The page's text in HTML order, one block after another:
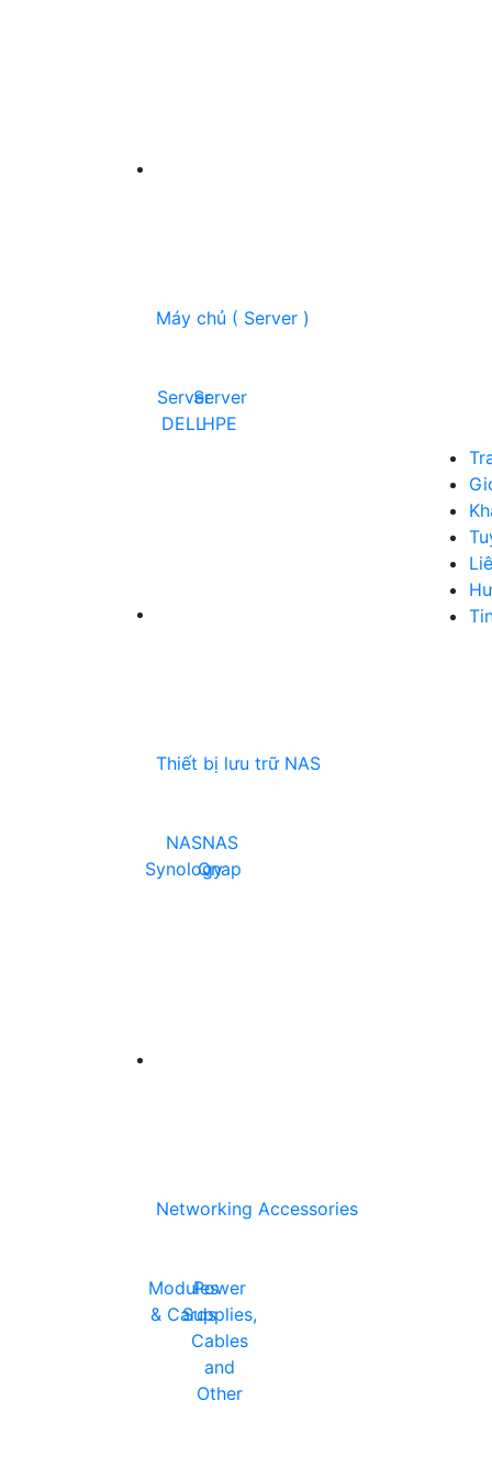
Máy chủ ( Server )
Server
DELL
Server
HPE
Thiết bị lưu trữ NAS
NAS
Synology
NAS
Qnap
Networking Accessories
Modules
& Cards
Power
Supplies,
Cables
and
Other